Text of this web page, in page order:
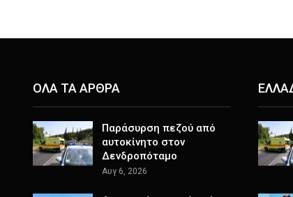
ΟΛΑ ΤΑ ΑΡΘΡΑ
Παράσυρση πεζού από
αυτοκίνητο στον
Δενδροπόταμο
Αυγ 6, 2026